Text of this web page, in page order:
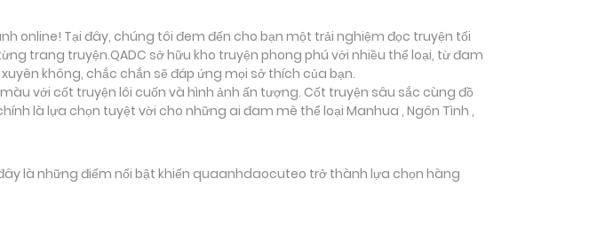
online! Tại đây, chúng tôi đem đến cho bạn một trải nghiệm đọc truyện tối
trang truyện.QADC sở hữu kho truyện phong phú với nhiều thể loại, từ đam
không, chắc chắn sẽ đáp ứng mọi sở thích của bạn.
với cốt truyện lôi cuốn và hình ảnh ấn tượng. Cốt truyện sâu sắc cùng đồ
là lựa chọn tuyệt vời cho những ai đam mê thể loại Manhua , Ngôn Tình ,
là những điểm nổi bật khiến quaanhdaocuteo trở thành lựa chọn hàng